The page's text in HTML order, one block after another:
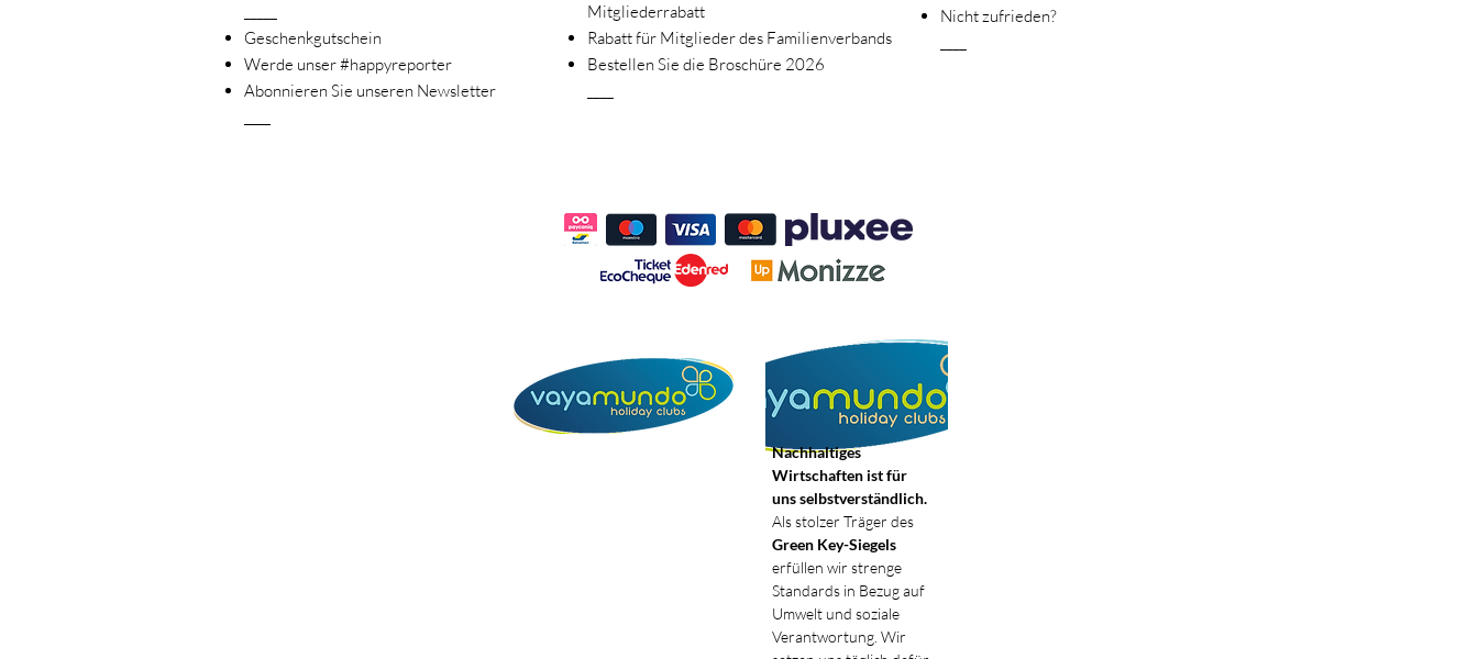
Geschenkgutschein
Werde unser #happyreporter
Abonnieren Sie unseren Newsletter
Mitgliederrabatt
Rabatt für Mitglieder des Familienverbands
Bestellen Sie die Broschüre 2026
Nicht zufrieden?
Nachhaltiges
Wirtschaften ist für
uns selbstverständlich.
Als stolzer Träger des
Green Key-Siegels
erfüllen wir strenge
Standards in Bezug auf
Umwelt und soziale
Verantwortung. Wir